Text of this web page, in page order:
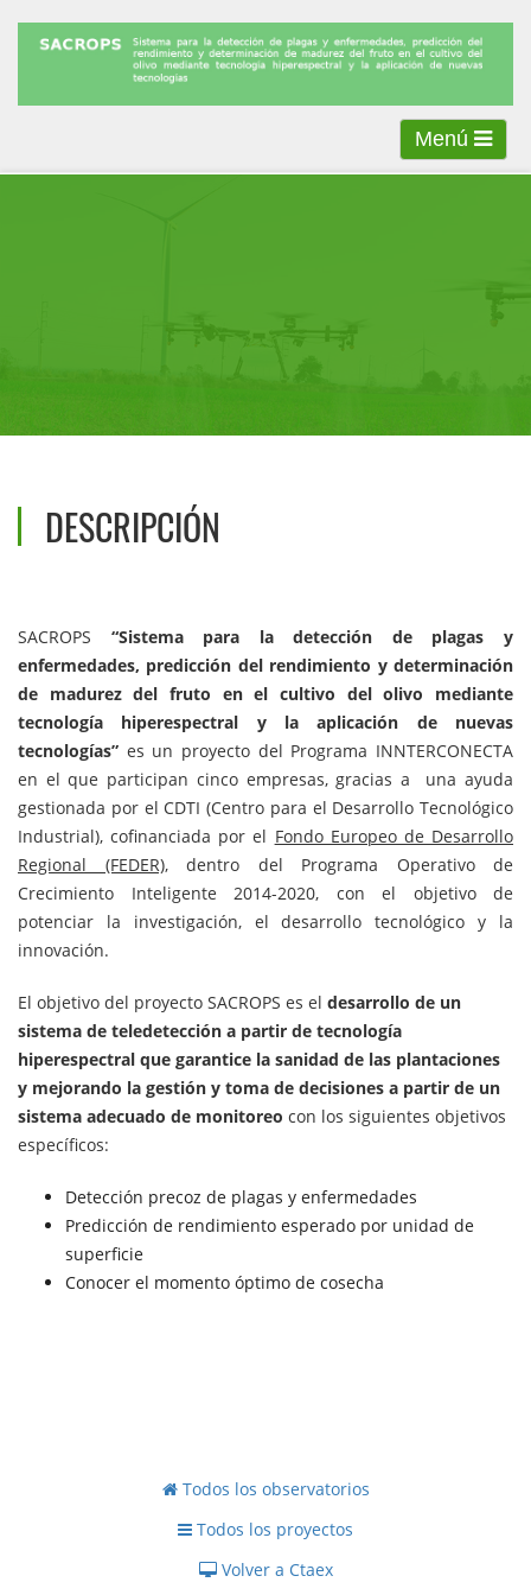
Menú
DESCRIPCIÓN
SACROPS “Sistema para la detección de plagas y
enfermedades, predicción del rendimiento y determinación
de madurez del fruto en el cultivo del olivo mediante
tecnología hiperespectral y la aplicación de nuevas
tecnologías” es un proyecto del Programa INNTERCONECTA
en el que participan cinco empresas, gracias a una ayuda
gestionada por el CDTI (Centro para el Desarrollo Tecnológico
Industrial), cofinanciada por el Fondo Europeo de Desarrollo
Regional (FEDER),dentro del Programa Operativo de
Crecimiento Inteligente 2014-2020, con el objetivo de
potenciar la investigación, el desarrollo tecnológico y la
innovación.
El objetivo del proyecto SACROPS es el desarrollo de un
sistema de teledetección a partir de tecnología
hiperespectral que garantice la sanidad de las plantaciones
y mejorando la gestión y toma de decisiones a partir de un
sistema adecuado de monitoreo con los siguientes objetivos
específicos:
Detección precoz de plagas y enfermedades
Predicción de rendimiento esperado por unidad de
superficie
Conocer el momento óptimo de cosecha
Todos los observatorios
Todos los proyectos
Volver a Ctaex